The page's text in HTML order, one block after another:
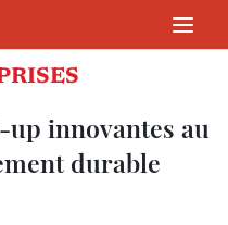
innovantes au
durable